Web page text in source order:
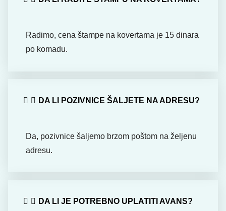
Radimo, cena štampe na kovertama je 15 dinara
po komadu.
DA LI POZIVNICE ŠALJETE NA ADRESU?
Da, pozivnice šaljemo brzom poštom na željenu
adresu.
DA LI JE POTREBNO UPLATITI AVANS?